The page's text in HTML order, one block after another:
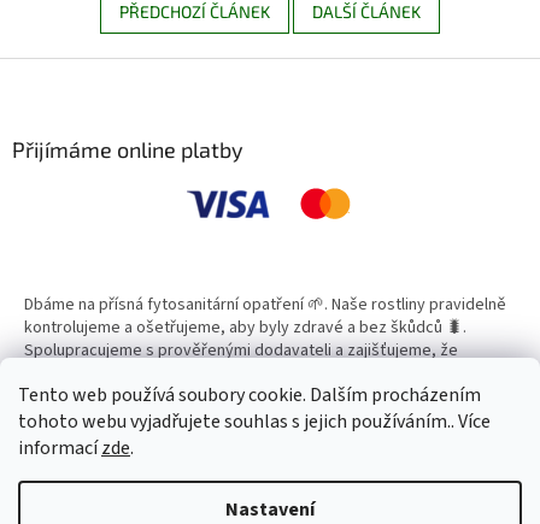
Tento web používá soubory cookie. Dalším procházením
tohoto webu vyjadřujete souhlas s jejich používáním.. Více
informacízde.
Nastavení
PŘEDCHOZÍ ČLÁNEK DALŠÍ ČLÁNEK
Přijímáme online platby
Dbáme na přísná fytosanitární opatření 🌱. Naše rostliny pravidelně
kontrolujeme a ošetřujeme, aby byly zdravé a bez škůdců 🐛.
Spolupracujeme s prověřenými dodavateli a zajišťujeme, že